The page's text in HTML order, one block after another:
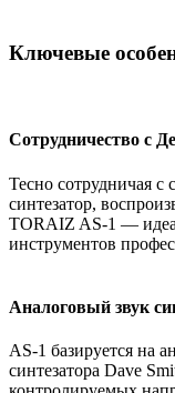
Ключевые
Сотрудничество с
Тесно сотрудничая
синтезатор,
TORAIZ AS-1 —
инструментов
Аналоговый звук
AS-1 базируется на
синтезатора Dave